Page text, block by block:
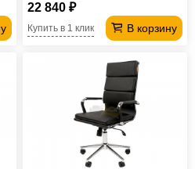
22 840 ₽
В корзину
Купить в 1 клик